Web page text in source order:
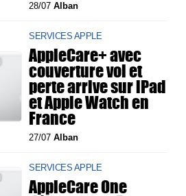
28/07Alban
SERVICES APPLE
AppleCare+ avec
couverture vol et
perte arrive sur iPad
et Apple Watch en
France
27/07Alban
SERVICES APPLE
AppleCare One